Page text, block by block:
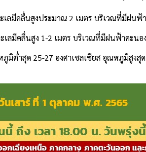
ลมีคลื่นสูงประมาณ 2 เมตร บริเวณที่มีฝนฟ้
เลมีคลื่นสูง 1-2 เมตร บริเวณที่มีฝนฟ้าคะน
ำสุด 25-27 องศาเซลเซียส อุณหภูมิสูงสุด